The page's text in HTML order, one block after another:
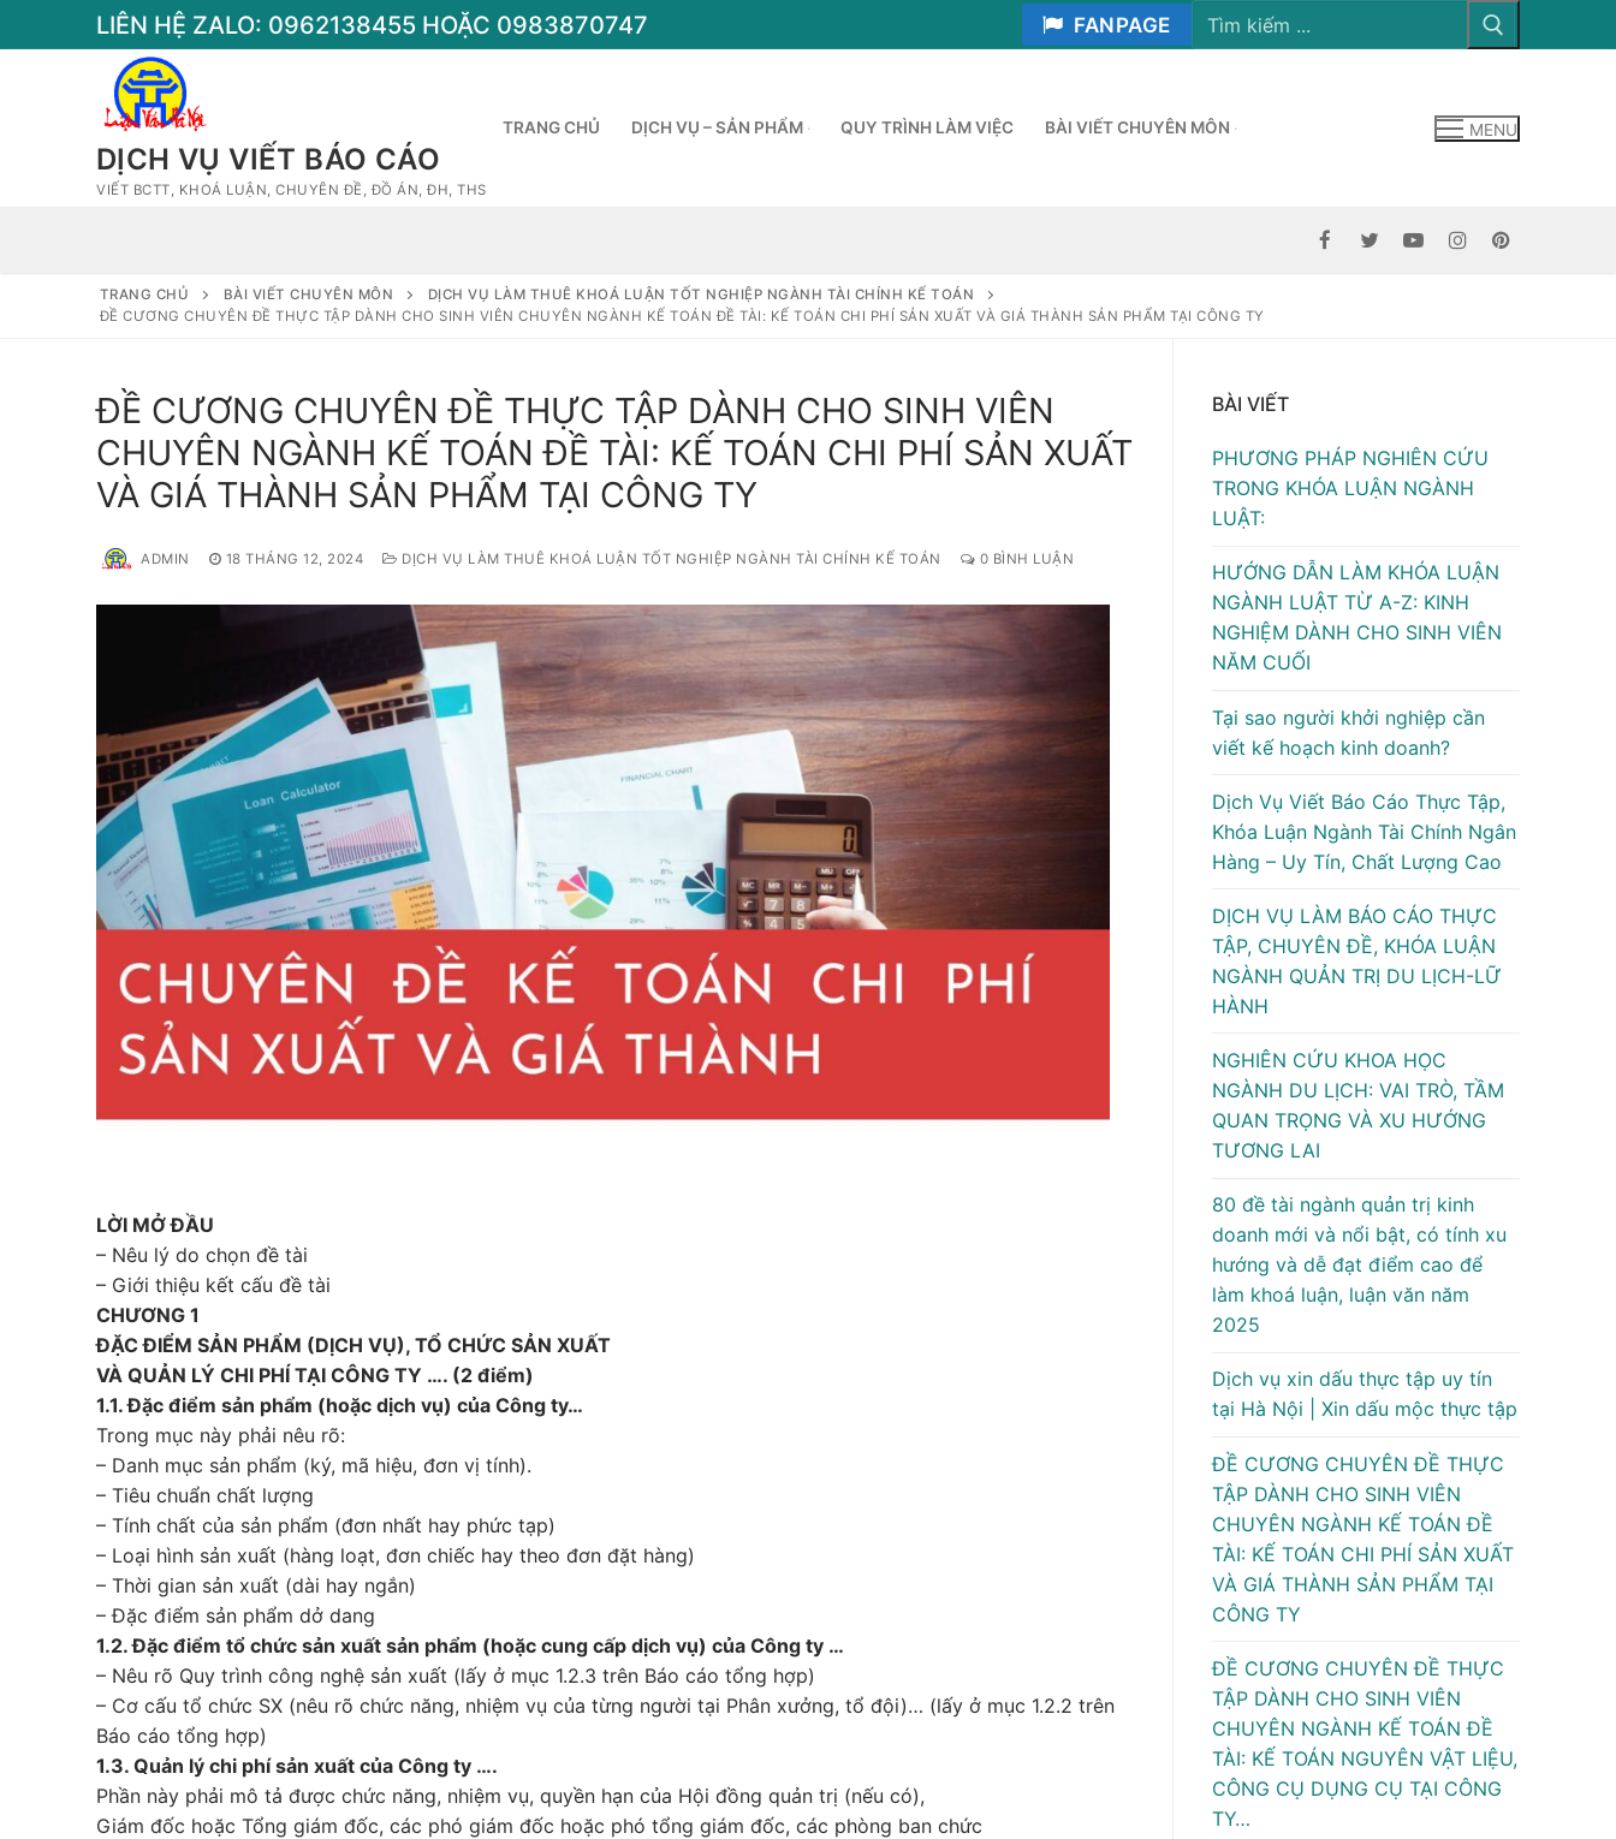
đến
LIÊN HỆ ZALO: 0962138455 HOẶC 0983870747 FANPAGE
Tìm
kiếm
cho:
DỊCH VỤ VIẾT BÁO CÁO
VIẾT BCTT, KHOÁ LUẬN, CHUYÊN ĐỀ, ĐỒ ÁN, ĐH, THS
TRANG CHỦ DỊCH VỤ – SẢN PHẨM QUY TRÌNH LÀM VIỆC BÀI VIẾT CHUYÊN MÔN MENU
TRANG CHỦ BÀI VIẾT CHUYÊN MÔN
DỊCH VỤ LÀM THUÊ KHOÁ LUẬN TỐT NGHIỆP NGÀNH TÀI CHÍNH KẾ TOÁN
ĐỀ CƯƠNG CHUYÊN ĐỀ THỰC TẬP DÀNH CHO SINH VIÊN CHUYÊN NGÀNH KẾ TOÁN ĐỀ TÀI: KẾ TOÁN CHI PHÍ SẢN XUẤT VÀ GIÁ THÀNH SẢN PHẨM TẠI CÔNG TY
ĐỀ CƯƠNG CHUYÊN ĐỀ THỰC TẬP DÀNH CHO SINH VIÊN
CHUYÊN NGÀNH KẾ TOÁN ĐỀ TÀI: KẾ TOÁN CHI PHÍ SẢN XUẤT
VÀ GIÁ THÀNH SẢN PHẨM TẠI CÔNG TY
ADMIN 18 THÁNG 12, 2024 DỊCH VỤ LÀM THUÊ KHOÁ LUẬN TỐT NGHIỆP NGÀNH TÀI CHÍNH KẾ TOÁN 0 BÌNH LUẬN
LỜI MỞ ĐẦU
– Nêu lý do chọn đề tài
– Giới thiệu kết cấu đề tài
CHƯƠNG 1
ĐẶC ĐIỂM SẢN PHẨM (DỊCH VỤ), TỔ CHỨC SẢN XUẤT
VÀ QUẢN LÝ CHI PHÍ TẠI CÔNG TY …. (2 điểm)
1.1. Đặc điểm sản phẩm (hoặc dịch vụ) của Công ty…
Trong mục này phải nêu rõ:
– Danh mục sản phẩm (ký, mã hiệu, đơn vị tính).
– Tiêu chuẩn chất lượng
– Tính chất của sản phẩm (đơn nhất hay phức tạp)
– Loại hình sản xuất (hàng loạt, đơn chiếc hay theo đơn đặt hàng)
– Thời gian sản xuất (dài hay ngắn)
– Đặc điểm sản phẩm dở dang
1.2. Đặc điểm tổ chức sản xuất sản phẩm (hoặc cung cấp dịch vụ) của Công ty …
– Nêu rõ Quy trình công nghệ sản xuất (lấy ở mục 1.2.3 trên Báo cáo tổng hợp)
– Cơ cấu tổ chức SX (nêu rõ chức năng, nhiệm vụ của từng người tại Phân xưởng, tổ đội)… (lấy ở mục 1.2.2 trên
Báo cáo tổng hợp)
1.3. Quản lý chi phí sản xuất của Công ty ….
Phần này phải mô tả được chức năng, nhiệm vụ, quyền hạn của Hội đồng quản trị (nếu có),
Giám đốc hoặc Tổng giám đốc, các phó giám đốc hoặc phó tổng giám đốc, các phòng ban chức
BÀI VIẾT
PHƯƠNG PHÁP NGHIÊN CỨU
TRONG KHÓA LUẬN NGÀNH
LUẬT:
HƯỚNG DẪN LÀM KHÓA LUẬN
NGÀNH LUẬT TỪ A-Z: KINH
NGHIỆM DÀNH CHO SINH VIÊN
NĂM CUỐI
Tại sao người khởi nghiệp cần
viết kế hoạch kinh doanh?
Dịch Vụ Viết Báo Cáo Thực Tập,
Khóa Luận Ngành Tài Chính Ngân
Hàng – Uy Tín, Chất Lượng Cao
DỊCH VỤ LÀM BÁO CÁO THỰC
TẬP, CHUYÊN ĐỀ, KHÓA LUẬN
NGÀNH QUẢN TRỊ DU LỊCH-LỮ
HÀNH
NGHIÊN CỨU KHOA HỌC
NGÀNH DU LỊCH: VAI TRÒ, TẦM
QUAN TRỌNG VÀ XU HƯỚNG
TƯƠNG LAI
80 đề tài ngành quản trị kinh
doanh mới và nổi bật, có tính xu
hướng và dễ đạt điểm cao để
làm khoá luận, luận văn năm
2025
Dịch vụ xin dấu thực tập uy tín
tại Hà Nội | Xin dấu mộc thực tập
ĐỀ CƯƠNG CHUYÊN ĐỀ THỰC
TẬP DÀNH CHO SINH VIÊN
CHUYÊN NGÀNH KẾ TOÁN ĐỀ
TÀI: KẾ TOÁN CHI PHÍ SẢN XUẤT
VÀ GIÁ THÀNH SẢN PHẨM TẠI
CÔNG TY
ĐỀ CƯƠNG CHUYÊN ĐỀ THỰC
TẬP DÀNH CHO SINH VIÊN
CHUYÊN NGÀNH KẾ TOÁN ĐỀ
TÀI: KẾ TOÁN NGUYÊN VẬT LIỆU,
CÔNG CỤ DỤNG CỤ TẠI CÔNG
TY…